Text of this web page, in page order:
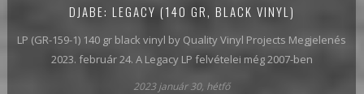
DJABE: LEGACY (140 GR, BLACK VINYL)
LP (GR-159-1) 140 gr black vinyl by Quality Vinyl Projects Megjelenés
2023. február 24. A Legacy LP felvételei még 2007-ben
2023 január 30, hétfő